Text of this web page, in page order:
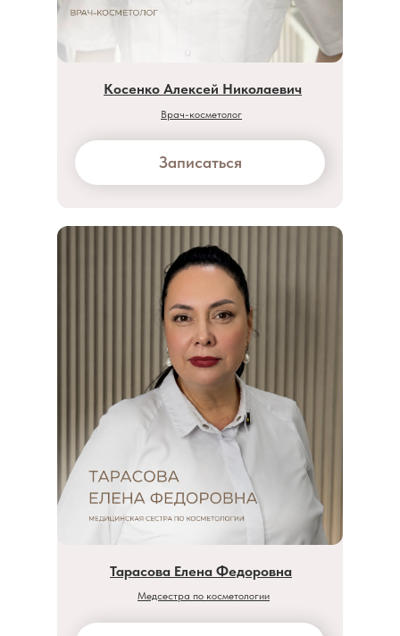
Косенко Алексей Николаевич
Врач-косметолог
Записаться
Тарасова Елена Федоровна
Медсестра по косметологии